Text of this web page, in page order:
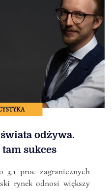
odżywa.
sukces
3,1 proc zagranicznych
rynek odnosi większy